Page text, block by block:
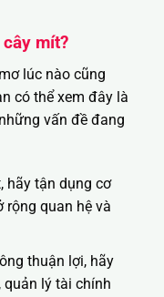
mít?
lúc nào cũng
có thể xem đây là
vấn đề đang
hãy tận dụng cơ
rộng quan hệ và
thuận lợi, hãy
quản lý tài chính